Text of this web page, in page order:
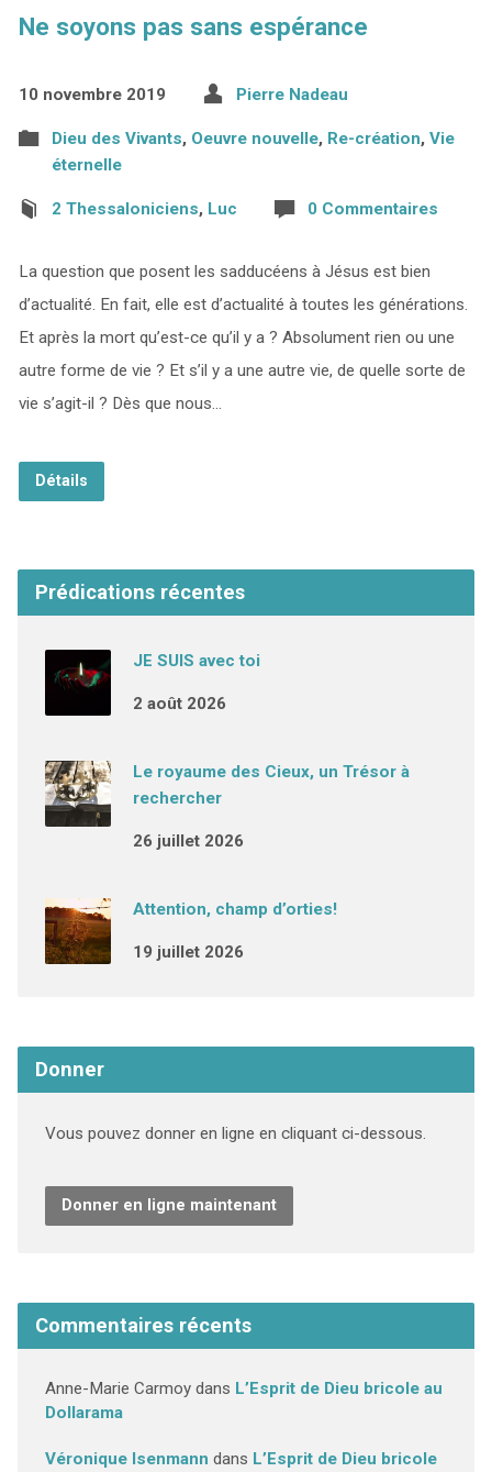
Ne soyons pas sans espérance
10 novembre 2019 Pierre Nadeau
Dieu des Vivants, Oeuvre nouvelle, Re-création, Vie
éternelle
2 Thessaloniciens, Luc 0 Commentaires
La question que posent les sadducéens à Jésus est bien
d’actualité. En fait, elle est d’actualité à toutes les générations.
Et après la mort qu’est-ce qu’il y a ? Absolument rien ou une
autre forme de vie ? Et s’il y a une autre vie, de quelle sorte de
vie s’agit-il ? Dès que nous…
Détails
Prédications récentes
JE SUIS avec toi
2 août 2026
Le royaume des Cieux, un Trésor à
rechercher
26 juillet 2026
Attention, champ d’orties!
19 juillet 2026
Donner
Vous pouvez donner en ligne en cliquant ci-dessous.
Donner en ligne maintenant
Commentaires récents
Anne-Marie Carmoydans L’Esprit de Dieu bricole au
Dollarama
Véronique Isenmann dans L’Esprit de Dieu bricole